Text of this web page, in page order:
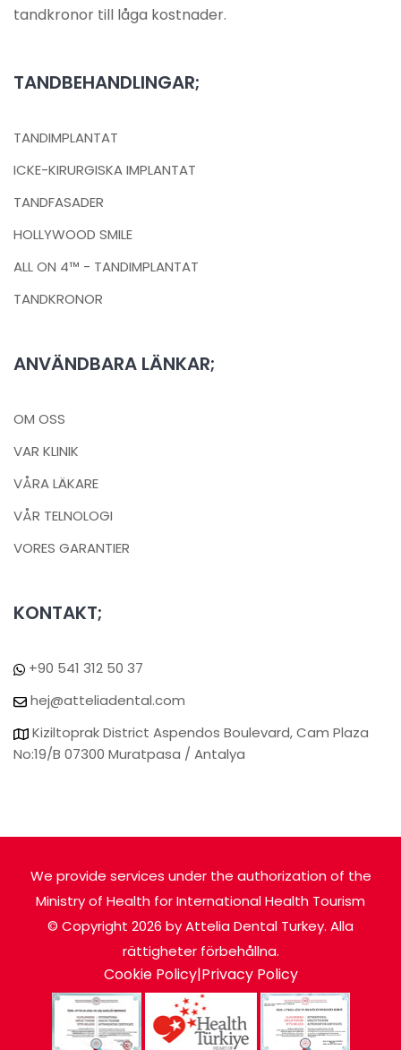
tandkronor till låga kostnader.
TANDBEHANDLINGAR;
TANDIMPLANTAT
ICKE-KIRURGISKA IMPLANTAT
TANDFASADER
HOLLYWOOD SMILE
ALL ON 4™ - TANDIMPLANTAT
TANDKRONOR
ANVÄNDBARA LÄNKAR;
OM OSS
VAR KLINIK
VÅRA LÄKARE
VÅR TELNOLOGI
VORES GARANTIER
KONTAKT;
+90 541 312 50 37
hej@atteliadental.com
Kiziltoprak District Aspendos Boulevard, Cam Plaza
No:19/B 07300 Muratpasa / Antalya
We provide services under the authorization of the
Ministry of Health for International Health Tourism
© Copyright 2026 by Attelia Dental Turkey. Alla
rättigheter förbehållna.
Cookie Policy|Privacy Policy